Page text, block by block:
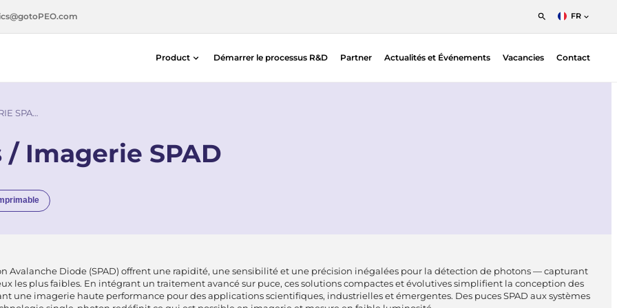
FR
English
Nederlands
Product
Détection de photons / Imagerie SPAD
Light Measurement Solutions
Démarrer le processus R&D Partner Actualités et Événements Vacancies Contact
SPA…
Imagerie SPAD
Avalanche Diode (SPAD) offrent une rapidité, une sensibilité et une précision inégalées pour la détection de photons — capturant
les plus faibles. En intégrant un traitement avancé sur puce, ces solutions compactes et évolutives simplifient la conception des
une imagerie haute performance pour des applications scientifiques, industrielles et émergentes. Des puces SPAD aux systèmes